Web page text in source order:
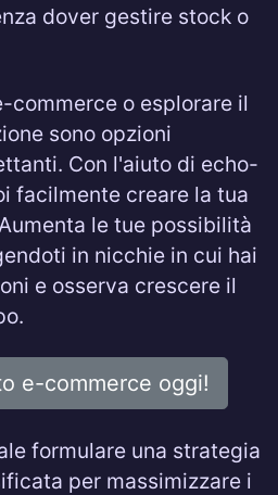
dover gestire stock o
commerce o esplorare il
sono opzioni
Con l'aiuto di echo-
facilmente creare la tua
le tue possibilità
in nicchie in cui hai
e osserva crescere il
e-commerce oggi!
formulare una strategia
per massimizzare i